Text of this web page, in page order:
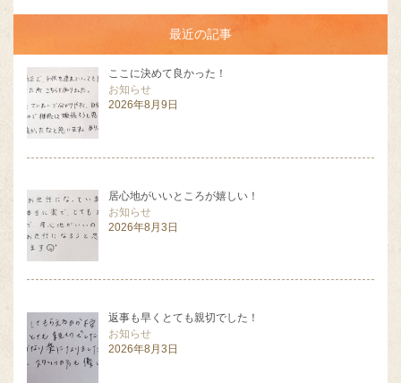
最近の記事
ここに決めて良かった！
お知らせ
2026年8月9日
居心地がいいところが嬉しい！
お知らせ
2026年8月3日
返事も早くとても親切でした！
お知らせ
2026年8月3日